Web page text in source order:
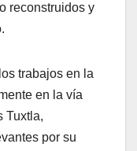
reconstruidos y
trabajos en la
en la vía
Tuxtla,
por su